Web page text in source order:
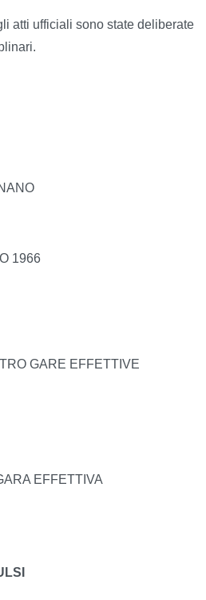
atti ufficiali sono state deliberate
1966
GARE EFFETTIVE
EFFETTIVA